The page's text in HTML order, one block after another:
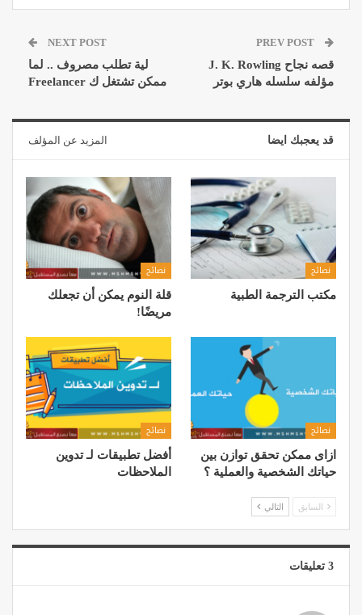
قصه نجاح J. K. Rowling
مؤلفه سلسله هاري بوتر
NEXT POST
لية تطلب مصروف .. لما
ممكن تشتغل ك Freelancer
قد يعجبك ايضا المزيد عن المؤلف
نصائح
مكتب الترجمة الطبية
نصائح
قلة النوم يمكن أن تجعلك
مريضًا!
نصائح
ازاى ممكن تحقق توازن بين
حياتك الشخصية والعملية ؟
نصائح
أفضل تطبيقات لـ تدوين
الملاحظات
السابق التالي
3 تعليقات